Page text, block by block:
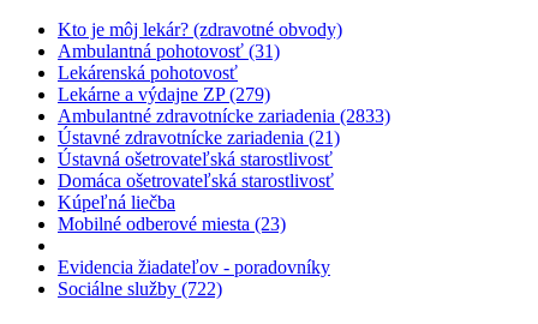
Kto je môj lekár? (zdravotné obvody)
Ambulantná pohotovosť (31)
Lekárenská pohotovosť
Lekárne a výdajne ZP (279)
Ambulantné zdravotnícke zariadenia (2833)
Ústavné zdravotnícke zariadenia (21)
Ústavná ošetrovateľská starostlivosť
Domáca ošetrovateľská starostlivosť
Kúpeľná liečba
Mobilné odberové miesta (23)
Evidencia žiadateľov - poradovníky
Sociálne služby (722)